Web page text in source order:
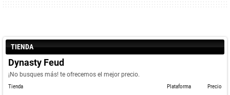
TIENDA
Dynasty Feud
¡No busques más! te ofrecemos el mejor precio.
Tienda Plataforma Precio